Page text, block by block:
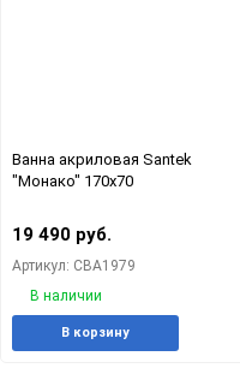
Ванна акриловая Santek
"Монако" 170х70
19 490 руб.
Артикул: СВА1979
В наличии
В корзину